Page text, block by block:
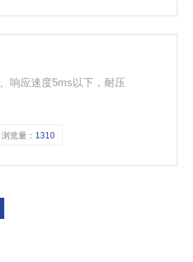
响应速度5ms以下，耐压
浏览量： 1310